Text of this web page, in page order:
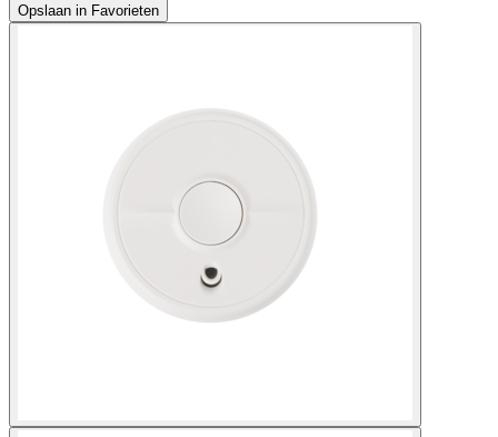
Opslaan in Favorieten